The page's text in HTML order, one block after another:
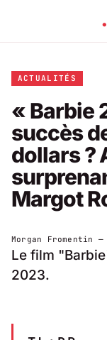
ACTUALITÉS
« Barbie
succès
dollars ?
Margot
Morgan Fromentin —
Le film
2023.